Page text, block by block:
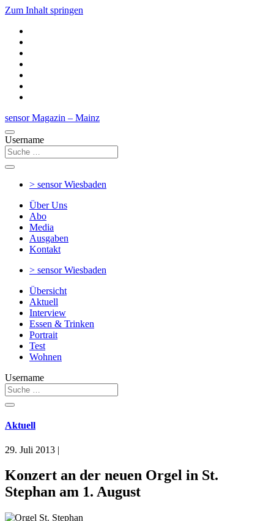
Zum Inhalt springen
sensor Magazin – Mainz
Username
> sensorWiesbaden
Über Uns
Abo
Media
Ausgaben
Kontakt
> sensorWiesbaden
Übersicht
Aktuell
Interview
Essen & Trinken
Portrait
Test
Wohnen
Username
Aktuell
29. Juli 2013 |
Konzert an der neuen Orgel in St.
Stephan am 1. August